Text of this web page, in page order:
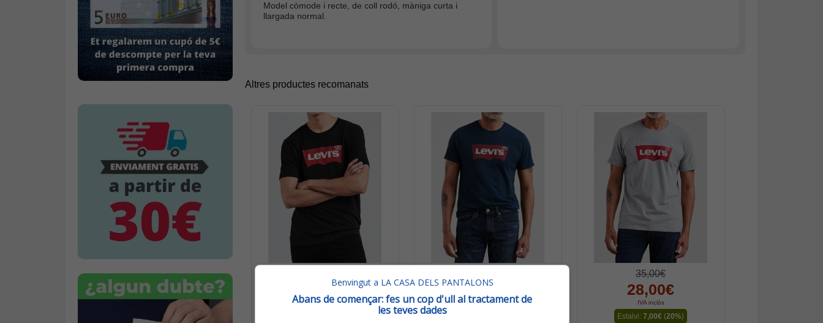
Model còmode i recte, de coll rodó, màniga curta i
llargada normal.
Altres productes recomanats
28,00€
IVA inclòs
28,00€
IVA inclòs
35,00€
28,00€
IVA inclòs
Estalvi: 7,00€ (20%)
Benvingut a LA CASA DELS PANTALONS
Abans de començar: fes un cop d'ull al tractament de
les teves dades